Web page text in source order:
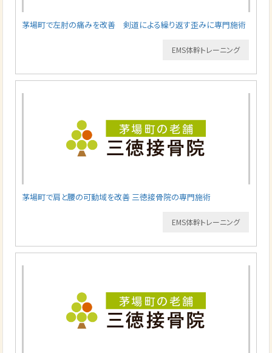
茅場町で左肘の痛みを改善 剣道による繰り返す歪みに専門施術
EMS体幹トレーニング
茅場町で肩と腰の可動域を改善 三徳接骨院の専門施術
EMS体幹トレーニング